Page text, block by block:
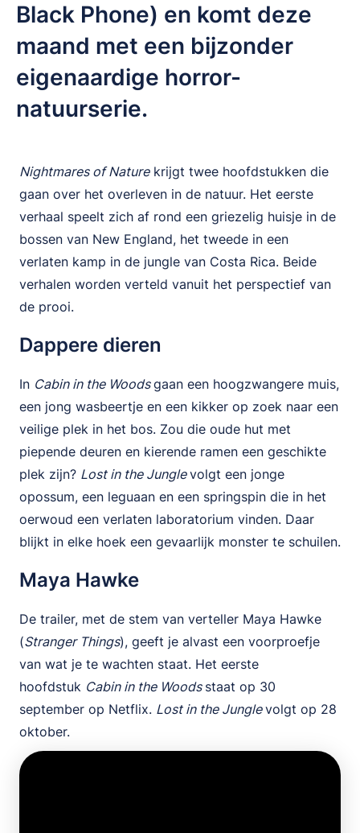
Black Phone) en komt deze
maand met een bijzonder
eigenaardige horror-
natuurserie.
Nightmares of Naturekrijgt twee hoofdstukken die
gaan over het overleven in de natuur. Het eerste
verhaal speelt zich af rond een griezelig huisje in de
bossen van New England, het tweede in een
verlaten kamp in de jungle van Costa Rica. Beide
verhalen worden verteld vanuit het perspectief van
de prooi.
Dappere dieren
In Cabin in the Woodsgaan een hoogzwangere muis,
een jong wasbeertje en een kikker op zoek naar een
veilige plek in het bos. Zou die oude hut met
piepende deuren en kierende ramen een geschikte
plek zijn? Lost in the Junglevolgt een jonge
opossum, een leguaan en een springspin die in het
oerwoud een verlaten laboratorium vinden. Daar
blijkt in elke hoek een gevaarlijk monster te schuilen.
Maya Hawke
De trailer, met de stem van verteller Maya Hawke
(Stranger Things), geeft je alvast een voorproefje
van wat je te wachten staat. Het eerste
hoofdstuk Cabin in the Woods staat op 30
september op Netflix. Lost in the Junglevolgt op 28
oktober.